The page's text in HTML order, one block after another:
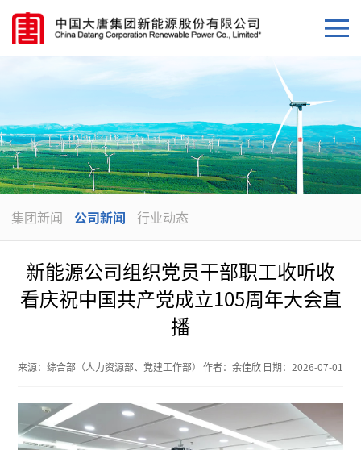
集团新闻 公司新闻 行业动态
新能源公司组织党员干部职工收听收
看庆祝中国共产党成立105周年大会直
播
来源：综合部（人力资源部、党建工作部） 作者： 余佳欣 日期： 2026-07-01